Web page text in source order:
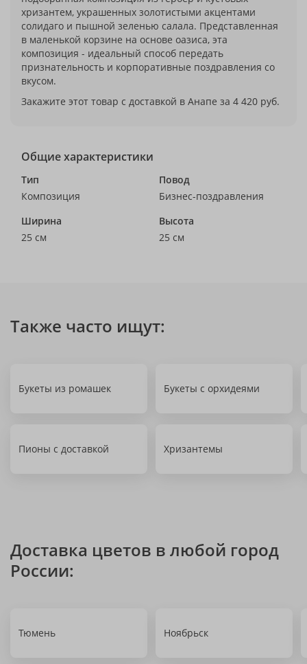
хризантем, украшенных золотистыми акцентами
солидаго и пышной зеленью салала. Представленная
в маленькой корзине на основе оазиса, эта
композиция - идеальный способ передать
признательность и корпоративные поздравления со
вкусом.
Закажите этот товар с доставкой в Анапе за 4 420 руб.
Общие характеристики
Тип
Композиция
Повод
Бизнес-поздравления
Ширина
25 см
Высота
25 см
Также часто ищут:
Букеты из ромашек Букеты с орхидеями
Пионы с доставкой Хризантемы
Доставка цветов в любой город
России:
Тюмень Ноябрьск